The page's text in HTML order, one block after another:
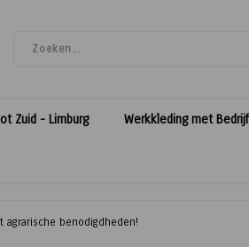
Zuid - Limburg Werkkleding met
agrarische benodigdheden!